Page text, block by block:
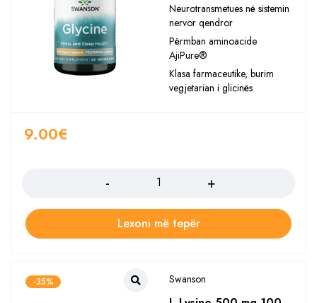
Neurotransmetues në sistemin
nervor qendror
Përmban aminoacide
AjiPure®
Klasa farmaceutike, burim
vegjetarian i glicinës
9.00€
Lexoni më tepër
-35% Swanson